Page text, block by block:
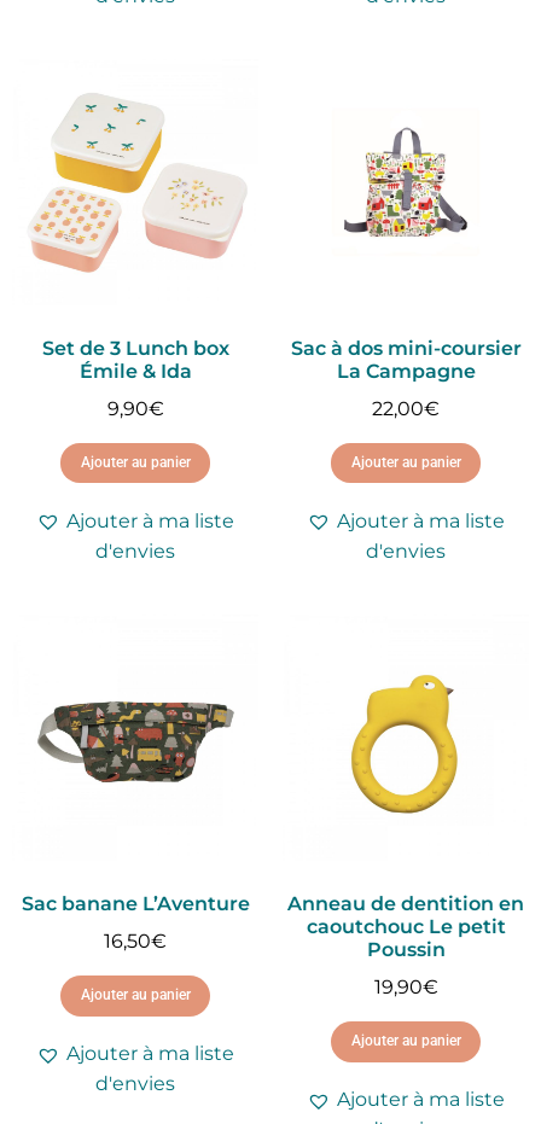
Set de 3 Lunch box
Émile & Ida
9,90€
Ajouter au panier
Ajouter à ma liste
d'envies
Sac à dos mini-coursier
La Campagne
22,00€
Ajouter au panier
Ajouter à ma liste
d'envies
Sac banane L’Aventure
16,50€
Ajouter au panier
Ajouter à ma liste
d'envies
Anneau de dentition en
caoutchouc Le petit
Poussin
19,90€
Ajouter au panier
Ajouter à ma liste